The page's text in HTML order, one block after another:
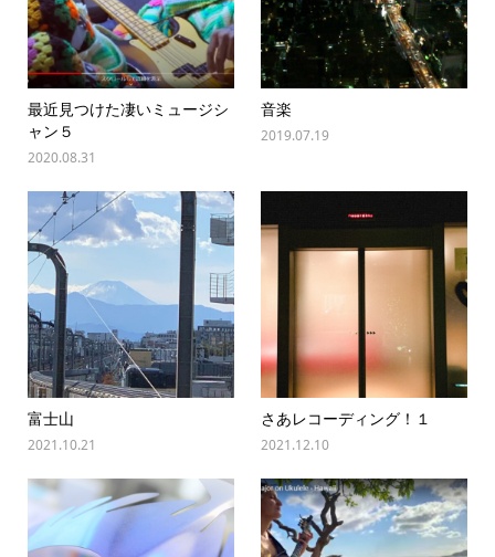
最近見つけた凄いミュージシ
ャン５
2020.08.31
音楽
2019.07.19
富士山
2021.10.21
さあレコーディング！１
2021.12.10